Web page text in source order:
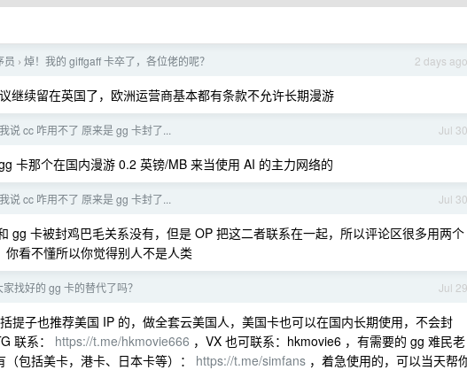
2 days ago
员 › 焯！我的 giffgaff 卡卒了，各位佬的呢？
继续留在英国了，欧洲运营商基本都有条款不允许长期漫游
Jul 30
我说 cc 咋用不了 原来是 gg 卡封了...
卡那个在国内漫游 0.2 英镑/MB 来当使用 AI 的主力网络的
Jul 30
我说 cc 咋用不了 原来是 gg 卡封了...
gg 卡被封鸡巴毛关系没有，但是 OP 把这二者联系在一起，所以评论区很多用两个
看不懂所以你觉得别人不是人类
Jul 29
家找好的 gg 卡的替代了吗？
提子也推荐美国 IP 的，做全套云美国人，美国卡也可以在国内长期使用，不会封
联系： https://t.me/hkmovie666 ，VX 也可联系：hkmovie6 ，有需要的 gg 难民老
包括美卡，港卡、日本卡等）： https://t.me/simfans ，着急使用的，可以当天帮